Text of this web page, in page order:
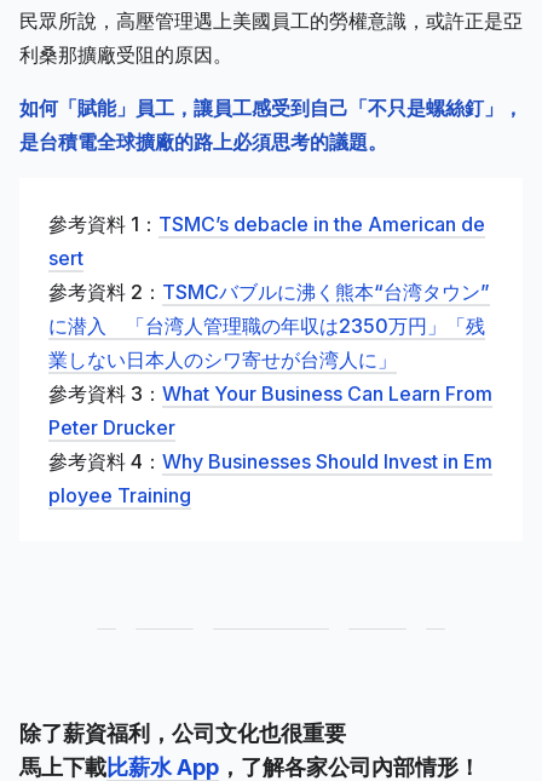
民眾所說，高壓管理遇上美國員工的勞權意識，或許正是亞
利桑那擴廠受阻的原因。
如何「賦能」員工，讓員工感受到自己「不只是螺絲釘」，
是台積電全球擴廠的路上必須思考的議題。
參考資料 1： TSMC’s debacle in the American de
sert
參考資料 2： TSMCバブルに沸く熊本“台湾タウン”
に潜入 「台湾人管理職の年収は2350万円」「残
業しない日本人のシワ寄せが台湾人に」
參考資料 3： What Your Business Can Learn From
Peter Drucker
參考資料 4： Why Businesses Should Invest in Em
ployee Training
除了薪資福利，公司文化也很重要
馬上下載比薪水 App ，了解各家公司內部情形！